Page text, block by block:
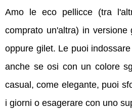
Amo le eco pellicce (tra
comprato un'altra) in versione
oppure gilet. Le puoi
anche se osi con un colore
casual, come elegante, puoi
i giorni o esagerare con uno